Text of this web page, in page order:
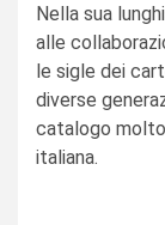
Nella sua
alle
le sigle dei
diverse
catalogo
italiana.